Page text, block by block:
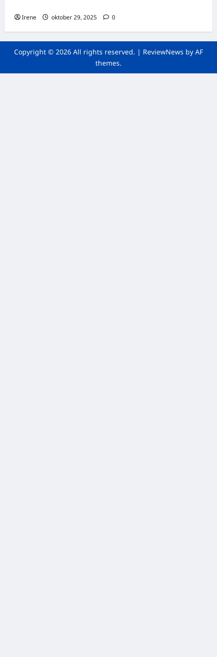
Irene oktober 29, 2025 0
Copyright © 2026 All rights reserved. | ReviewNews by AF
themes.